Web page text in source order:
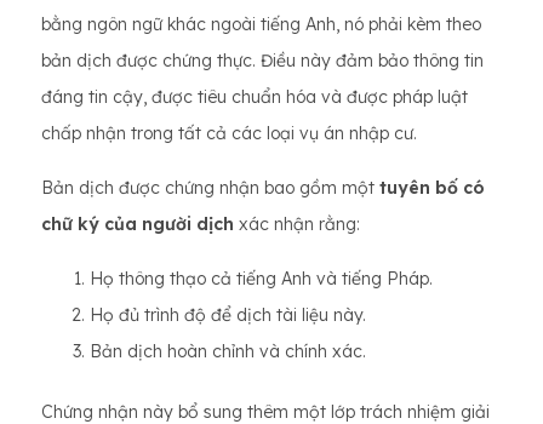
bằng ngôn ngữ khác ngoài tiếng Anh, nó phải kèm theo
bản dịch được chứng thực. Điều này đảm bảo thông tin
đáng tin cậy, được tiêu chuẩn hóa và được pháp luật
chấp nhận trong tất cả các loại vụ án nhập cư.
Bản dịch được chứng nhận bao gồm một tuyên bố có
chữ ký của người dịch xác nhận rằng:
Họ thông thạo cả tiếng Anh và tiếng Pháp.
Họ đủ trình độ để dịch tài liệu này.
Bản dịch hoàn chỉnh và chính xác.
Chứng nhận này bổ sung thêm một lớp trách nhiệm giải